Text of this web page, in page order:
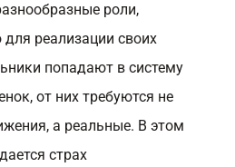
роли,
реализации своих
попадают в систему
от них требуются не
а реальные. В этом
страх